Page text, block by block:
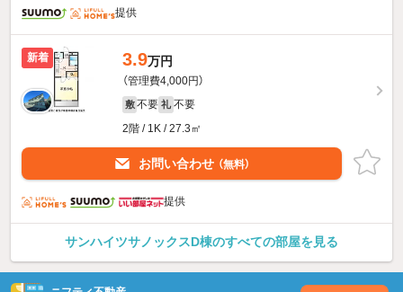
提供
新着 3.9万円
（管理費4,000円）
敷 不要 礼 不要
2階 / 1K / 27.3㎡
お問い合わせ （無料）
提供
サンハイツサノックスD棟のすべての部屋を見る